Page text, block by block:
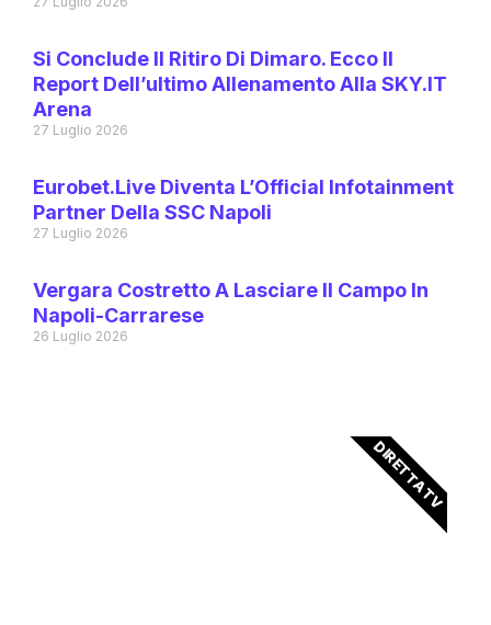
Si Conclude Il Ritiro Di Dimaro. Ecco Il
Report Dell’ultimo Allenamento Alla SKY.IT
Arena
27 Luglio 2026
Eurobet.live Diventa L’Official Infotainment
Partner Della SSC Napoli
27 Luglio 2026
Vergara Costretto A Lasciare Il Campo In
Napoli-Carrarese
26 Luglio 2026
DIRETTA TV